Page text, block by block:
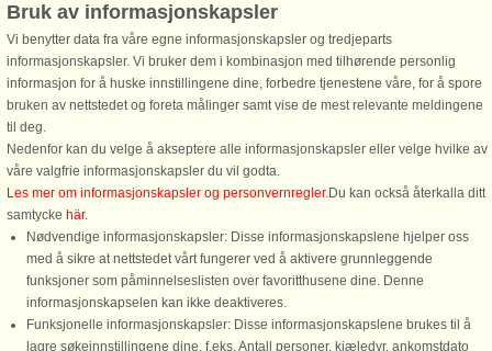
Attraktivt beliggende feriehus i
naturskønt område med masser af
småvildt. Huset er godt indrettet med 3
store værelser med hver en
dobbeltseng. Fra stue og køkken kan I
iagttage den smukke natur og
dyreliv ...
fra 8.737 NOK
Dette feriehus ligger i et
ferieområde ved Nissum Fjord, med
gode muligheder for svømning og
udendørs aktiviteter. Ejendommen
blev fuldstændig renoveret i 2022 og
fra 8.167 NOK
Bruk av informasjonskapsler
Vi benytter data fra våre egne informasjonskapsler og tredjeparts
informasjonskapsler. Vi bruker dem i kombinasjon med tilhørende personlig
informasjon for å huske innstillingene dine, forbedre tjenestene våre, for å spore
bruken av nettstedet og foreta målinger samt vise de mest relevante meldingene
til deg.
Nedenfor kan du velge å akseptere alle informasjonskapsler eller velge hvilke av
våre valgfrie informasjonskapsler du vil godta.
Les mer om informasjonskapsler og personvernregler.Du kan också återkalla ditt
samtycke här.
Nødvendige informasjonskapsler: Disse informasjonskapslene hjelper oss
med å sikre at nettstedet vårt fungerer ved å aktivere grunnleggende
funksjoner som påminnelseslisten over favoritthusene dine. Denne
informasjonskapselen kan ikke deaktiveres.
Funksjonelle informasjonskapsler: Disse informasjonskapslene brukes til å
lagre søkeinnstillingene dine, f.eks. Antall personer, kjæledyr, ankomstdato